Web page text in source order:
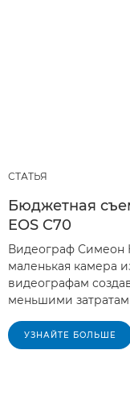
СТАТЬЯ
Бюджетная
EOS C70
Видеограф Симеон
маленькая камера
видеографам
меньшими
УЗНАЙТЕ БОЛЬШЕ